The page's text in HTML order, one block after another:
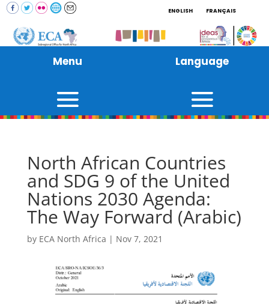
ENGLISH FRANÇAIS
Menu Language
North African Countries
and SDG 9 of the United
Nations 2030 Agenda:
The Way Forward (Arabic)
by ECA North Africa | Nov 7, 2021